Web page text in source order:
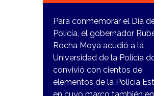
Para conmemorar el Día
Policía, el gobernador
Rocha Moya acudió a la
Universidad de la Policía
convivió con cientos de
elementos de la Policía